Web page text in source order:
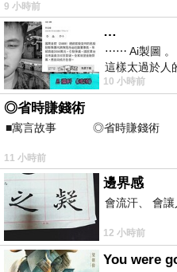
9 小時前
…
⋯⋯ Ai製圖 。
這樣太過於人
絲不掛吧？ 當
10 小時前
◎省時賺錢術
■寓言故事 ◎省時賺錢術
⊕潘文良
華的商業街上，有兩家傳統
11 小時前
邊界感
會流汗、 會讓
12 小時前
You were